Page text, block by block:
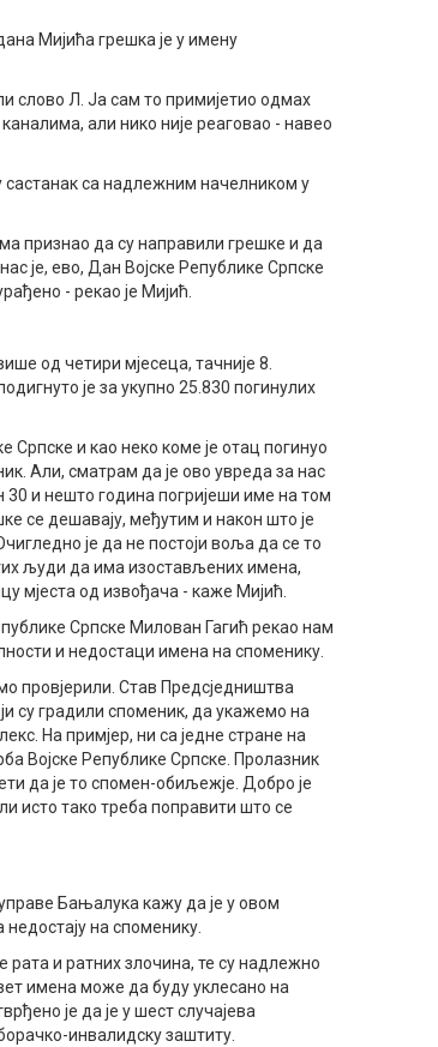
Мијића грешка је у имену
слово Л. Ја сам то примијетио одмах
али нико није реаговао - навео
састанак са надлежним начелником у
признао да су направили грешке и да
је, ево, Дан Војске Републике Српске
- рекао је Мијић.
од четири мјесеца, тачније 8.
је за укупно 25.830 погинулих
и као неко коме је отац погинуо
Али, сматрам да је ово увреда за нас
30 и нешто година погријеши име на том
се дешавају, међутим и након што је
је да не постоји воља да се то
људи да има изостављених имена,
мјеста од извођача - каже Мијић.
Српске Милован Гагић рекао нам
и недостаци имена на споменику.
провјерили. Став Предсједништва
су градили споменик, да укажемо на
На примјер, ни са једне стране на
Војске Републике Српске. Пролазник
да је то спомен-обиљежје. Добро је
исто тако треба поправити што се
Бањалука кажу да је у овом
на споменику.
рата и ратних злочина, те су надлежно
имена може да буду уклесано на
је да је у шест случајева
инвалидску заштиту.